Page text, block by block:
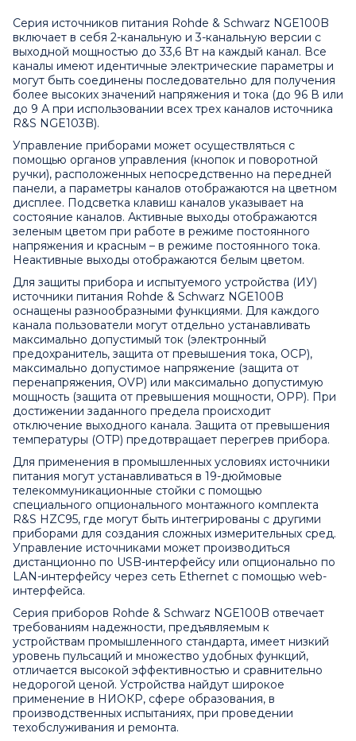
Серия источников питания Rohde & Schwarz NGE100B
включает в себя 2-канальную и 3-канальную версии с
выходной мощностью до 33,6 Вт на каждый канал. Все
каналы имеют идентичные электрические параметры и
могут быть соединены последовательно для получения
более высоких значений напряжения и тока (до 96 В или
до 9 А при использовании всех трех каналов источника
R&S NGE103B).
Управление приборами может осуществляться с
помощью органов управления (кнопок и поворотной
ручки), расположенных непосредственно на передней
панели, а параметры каналов отображаются на цветном
дисплее. Подсветка клавиш каналов указывает на
состояние каналов. Активные выходы отображаются
зеленым цветом при работе в режиме постоянного
напряжения и красным – в режиме постоянного тока.
Неактивные выходы отображаются белым цветом.
Для защиты прибора и испытуемого устройства (ИУ)
источники питания Rohde & Schwarz NGE100B
оснащены разнообразными функциями. Для каждого
канала пользователи могут отдельно устанавливать
максимально допустимый ток (электронный
предохранитель, защита от превышения тока, OCP),
максимально допустимое напряжение (защита от
перенапряжения, OVP) или максимально допустимую
мощность (защита от превышения мощности, OPP). При
достижении заданного предела происходит
отключение выходного канала. Защита от превышения
температуры (OTP) предотвращает перегрев прибора.
Для применения в промышленных условиях источники
питания могут устанавливаться в 19-дюймовые
телекоммуникационные стойки с помощью
специального опционального монтажного комплекта
R&S HZC95, где могут быть интегрированы с другими
приборами для создания сложных измерительных сред.
Управление источниками может производиться
дистанционно по USB-интерфейсу или опционально по
LAN-интерфейсу через сеть Ethernet с помощью web-
интерфейса.
Серия приборов Rohde & Schwarz NGE100B отвечает
требованиям надежности, предъявляемым к
устройствам промышленного стандарта, имеет низкий
уровень пульсаций и множество удобных функций,
отличается высокой эффективностью и сравнительно
недорогой ценой. Устройства найдут широкое
применение в НИОКР, сфере образования, в
производственных испытаниях, при проведении
техобслуживания и ремонта.